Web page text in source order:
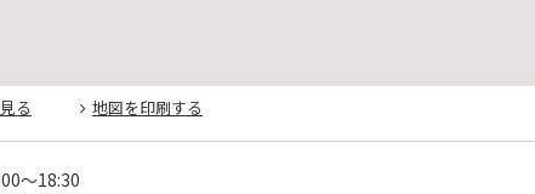
る 地図を印刷する
～18:30